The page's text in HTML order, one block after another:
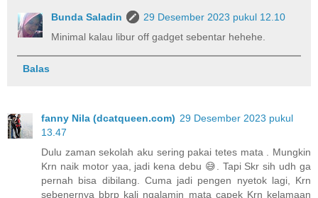
Bunda Saladin
29 Desember 2023 pukul 12.10
Minimal kalau libur off gadget sebentar hehehe.
Balas
fanny Nila (dcatqueen.com) 29 Desember 2023 pukul
13.47
Dulu zaman sekolah aku sering pakai tetes mata . Mungkin
Krn naik motor yaa, jadi kena debu 😅. Tapi Skr sih udh ga
pernah bisa dibilang. Cuma jadi pengen nyetok lagi, Krn
sebenernya bbrp kali ngalamin mata capek Krn kelamaan